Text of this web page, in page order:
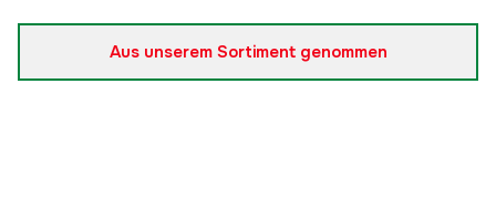
Aus unserem Sortiment genommen